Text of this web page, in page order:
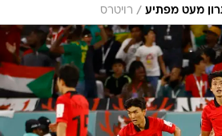
מעט מפתיע / רויטרס